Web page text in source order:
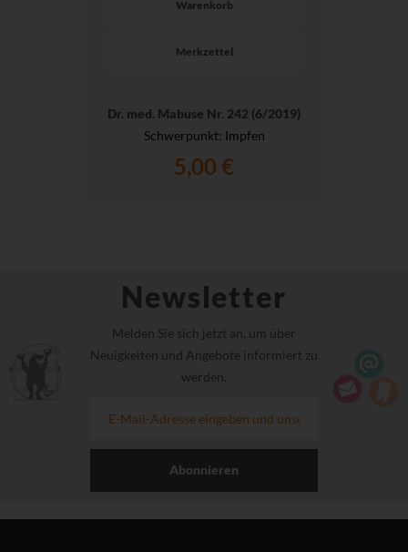
Warenkorb
Merkzettel
Dr. med. Mabuse Nr. 242 (6/2019)
Schwerpunkt: Impfen
5,00 €
Newsletter
Melden Sie sich jetzt an, um über
Neuigkeiten und Angebote informiert zu
werden.
Abonnieren